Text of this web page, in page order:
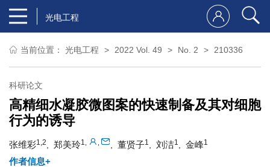
光电工程
当前位置： 光电工程 2022 Vol. 49 No. 2 210336
科研论文
高精细水凝胶微图案的快速制备及其对细胞
行为的诱导
张维彩1,2 郑美玲1 董贤子1 刘洁1 金峰1
作者信息+